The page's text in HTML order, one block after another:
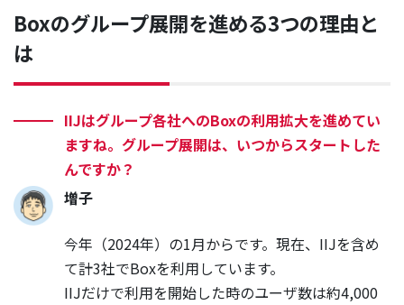
Boxのグループ展開を進める3つの理由と
は
IIJはグループ各社へのBoxの利用拡大を進めてい
ますね。グループ展開は、いつからスタートした
んですか？
増子
今年（2024年）の1月からです。現在、IIJを含め
て計3社でBoxを利用しています。
IIJだけで利用を開始した時のユーザ数は約4,000